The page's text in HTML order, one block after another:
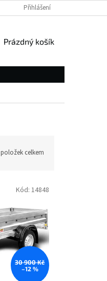
Přihlášení
NÁKUPNÍ
Prázdný košík
položek celkem
30 900 Kč
–12 %
Kód: 14848